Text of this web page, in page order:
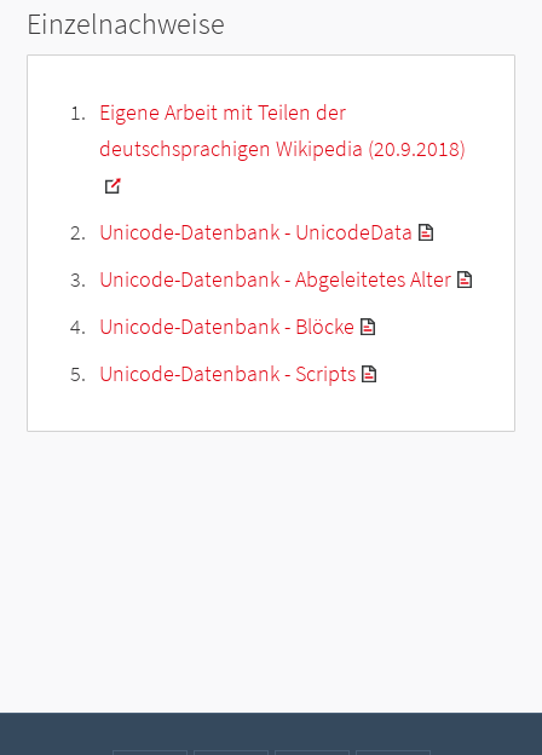
Einzelnachweise
Eigene Arbeit mit Teilen der
deutschsprachigen Wikipedia (20.9.2018)
Unicode-Datenbank - UnicodeData
Unicode-Datenbank - Abgeleitetes Alter
Unicode-Datenbank - Blöcke
Unicode-Datenbank - Scripts